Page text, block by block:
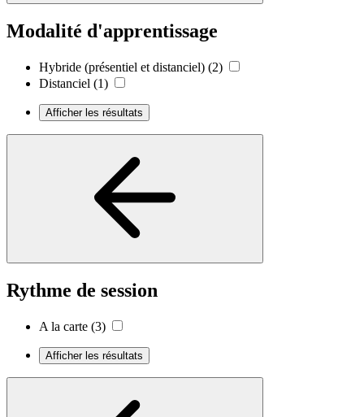
Modalité d'apprentissage
Hybride (présentiel et distanciel) (2)
Distanciel (1)
Afficher les résultats
Rythme de session
A la carte (3)
Afficher les résultats